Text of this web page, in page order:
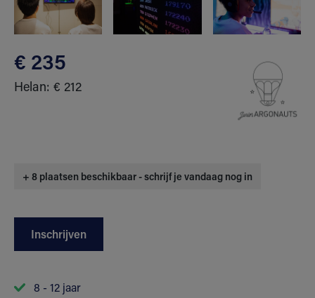
€ 235
Helan: € 212
+ 8 plaatsen beschikbaar - schrijf je vandaag nog in
Inschrijven
8 - 12 jaar